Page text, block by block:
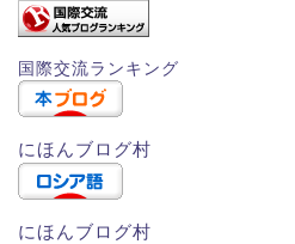
国際交流ランキング
にほんブログ村
にほんブログ村